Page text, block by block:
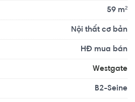
trường Tiểu học – THCS –
bệnh viện Nhi Đồng TP.HCM, siêu
thể dục thể thao, cơ quan hành
59 m²
Nội thất cơ bản
HĐ mua bán
Westgate
B2-Seine